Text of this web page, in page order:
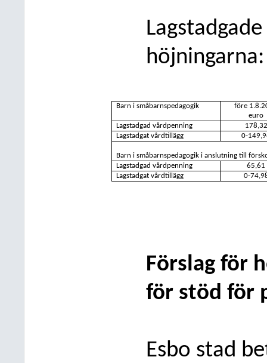
höjningarna:
Barn i småbarnspedagogik
före
euro
Lagstadgad vårdpenning
178,32
Lagstadgat vårdtillägg
0-
Barn i småbarnspedagogik i anslutning till
Lagstadgad vårdpenning
65,61
Lagstadgat vårdtillägg
0-
Förslag för
för stöd för
Esbo stad